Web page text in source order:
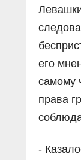
его
самому
права
-